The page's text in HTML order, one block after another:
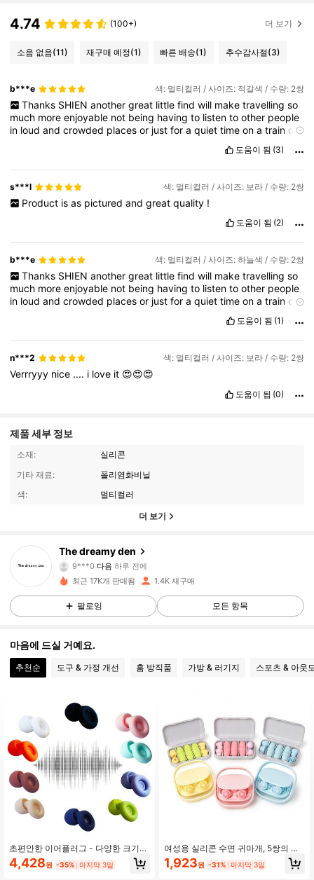
4.74 (100+) 더 보기
소음 없음(11) 재구매 예정(1) 빠른 배송(1) 추수감사절(3)
b***e 색: 멀티컬러 / 사이즈: 적갈색 / 수량: 2쌍
Thanks SHIEN another great little find will make travelling so
much moreenjoyable not being havingto listentoother people
in loudandcrowded placesor justforaquiettimeonatrainor
도움이 됨 (3)
s***l 색: 멀티컬러 / 사이즈: 보라 / 수량: 2쌍
Product is as pictured and great quality !
도움이 됨 (2)
b***e 색: 멀티컬러 / 사이즈: 하늘색 / 수량: 2쌍
Thanks SHIEN another great little find will make travelling so
much moreenjoyable not being havingto listentoother people
in loudandcrowded placesor justforaquiettimeonatrainor
도움이 됨 (1)
n***2 색: 멀티컬러 / 사이즈: 보라 / 수량: 2쌍
Verrryyy nice .... i love it 😍😍😍
도움이 됨 (0)
제품 세부 정보
소재:
실리콘
기타 재료:
폴리염화비닐
색:
멀티컬러
더 보기
The dreamy den
다음
하루 전에
4.86
437 팔로워
4.86 437 팔로워
4.86
437 팔로워
4.86 437 팔로워
4.86 437 팔로워
4.86 437 팔로워
4.86 437 팔로워
최근 17K개 판매됨 1.4K 재구매
팔로잉 모든 항목
마음에 드실 거예요.
추천순 도구 & 가정 개선 홈 방직품 가방 & 러기지 스포츠 & 아웃
초편안한 이어플러그 - 다양한 크기의
교체 가능한 이어팁 3쌍, 수면, 여행에
이상적, 소음을 효과적으로 차단
4,428원 -35% 마지막 3일
여성용 실리콘 수면 귀마개, 5쌍의 귀
마개 커버 포함, 2층 부드러운 디자인
으로 작은 귓구멍에 적합, 밝고 패셔너
1,923원 -31% 마지막 3일